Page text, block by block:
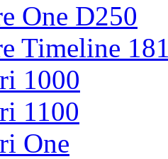
One D250
Timeline
1000
1100
One